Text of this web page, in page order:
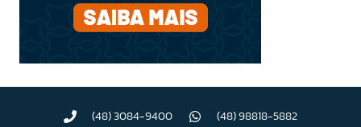
(48) 3084-9400
(48) 98818-5882